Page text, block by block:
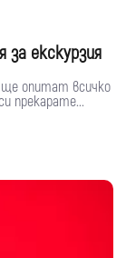
екскурзия
ще опитат всичко
прекарате...